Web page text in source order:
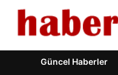
Güncel Haberler